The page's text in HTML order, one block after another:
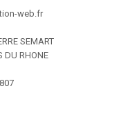
web.fr
SEMART
DU RHONE